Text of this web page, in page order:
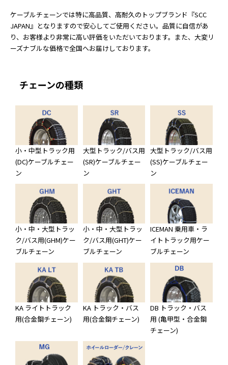
ケーブルチェーンでは特に高品質、高耐久のトップブランド『SCC
JAPAN』となりますので安心してご使用ください。品質に自信があ
り、お客様より非常に高い評価をいただいております。また、大変リ
ーズナブルな価格で全国へお届けしております。
チェーンの種類
小・中型トラック用
(DC)ケーブルチェー
ン
大型トラック/バス用
(SR)ケーブルチェー
ン
大型トラック/バス用
(SS)ケーブルチェー
ン
小・中・大型トラッ
ク/バス用(GHM)ケー
ブルチェーン
小・中・大型トラッ
ク/バス用(GHT)ケー
ブルチェーン
ICEMAN 乗用車・ラ
イトトラック用ケー
ブルチェーン
KA ライトトラック
用(合金鋼チェーン)
KA トラック・バス
用(合金鋼チェーン)
DB トラック・バス
用 (亀甲型・合金鋼
チェーン)